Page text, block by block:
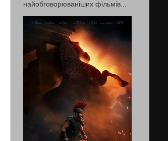
найобговорюваніших фільмів...